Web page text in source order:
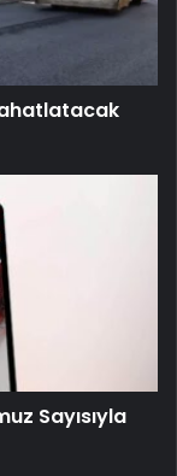
Sayısıyla